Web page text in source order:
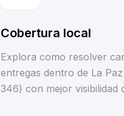
Cobertura local
Explora como resolver
entregas dentro de La
346) con mejor visibilidad